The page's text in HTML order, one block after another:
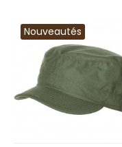
Nouveautés